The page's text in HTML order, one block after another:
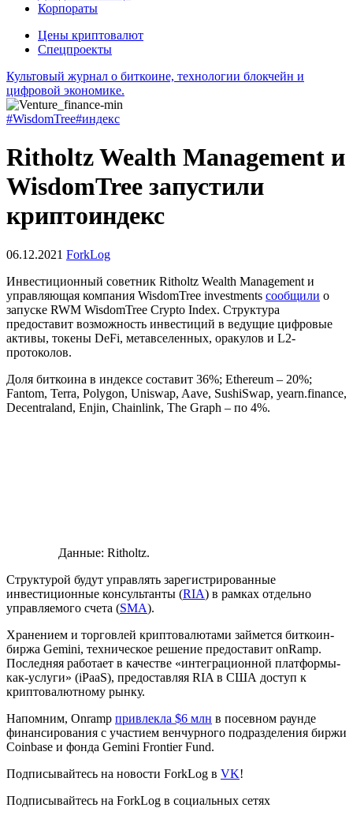
Корпораты
Цены криптовалют
Спецпроекты
Культовый журнал о биткоине, технологии блокчейн и
цифровой экономике.
#WisdomTree#индекс
Ritholtz Wealth Management и
WisdomTree запустили
криптоиндекс
06.12.2021 ForkLog
Инвестиционный советник Ritholtz Wealth Management и
управляющая компания WisdomTree investments сообщили о
запуске RWM WisdomTree Crypto Index. Структура
предоставит возможность инвестиций в ведущие цифровые
активы, токены DeFi, метавселенных, оракулов и L2-
протоколов.
Доля биткоина в индексе составит 36%; Ethereum – 20%;
Fantom, Terra, Polygon, Uniswap, Aave, SushiSwap, yearn.finance,
Decentraland, Enjin, Chainlink, The Graph – по 4%.
Данные: Ritholtz.
Структурой будут управлять зарегистрированные
инвестиционные консультанты (RIA) в рамках отдельно
управляемого счета (SMA).
Хранением и торговлей криптовалютами займется биткоин-
биржа Gemini, техническое решение предоставит onRamp.
Последняя работает в качестве «интеграционной платформы-
как-услуги» (iPaaS), предоставляя RIA в США доступ к
криптовалютному рынку.
Напомним, Onramp привлекла $6 млн в посевном раунде
финансирования с участием венчурного подразделения биржи
Coinbase и фонда Gemini Frontier Fund.
Подписывайтесь на новости ForkLog в VK!
Подписывайтесь на ForkLog в социальных сетях